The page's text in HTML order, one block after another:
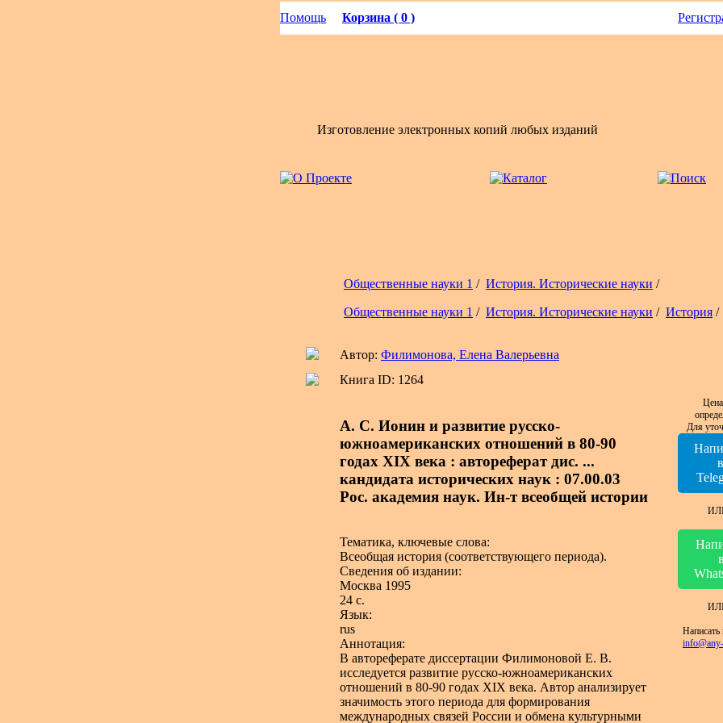
Помощь Корзина ( 0 )
Изготовление электронных копий любых изданий
Общественные науки 1 / История. Исторические науки /
Общественные науки 1 / История. Исторические науки / История /
Автор: Филимонова, Елена Валерьевна
Книга ID: 1264
А. С. Ионин и развитие русско-
южноамериканских отношений в 80-90
годах XIX века : автореферат дис. ...
кандидата исторических наук : 07.00.03
Рос. академия наук. Ин-т всеобщей истории
Тематика, ключевые слова:
Всеобщая история (соответствующего периода).
Сведения об издании:
Москва 1995
24 с.
Язык:
rus
Аннотация:
В автореферате диссертации Филимоновой Е. В.
исследуется развитие русско-южноамериканских
отношений в 80-90 годах XIX века. Автор анализирует
значимость этого периода для формирования
международных связей России и обмена культурными
Для
в
в
Написать